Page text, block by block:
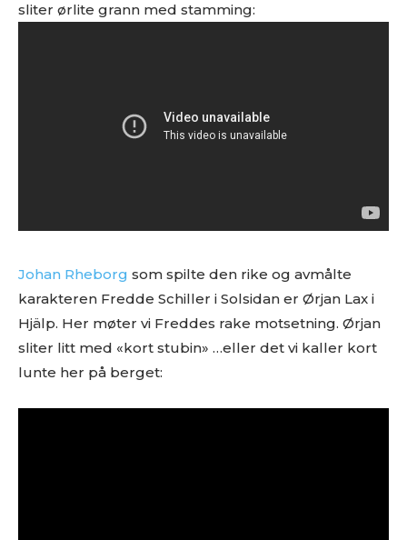
sliter ørlite grann med stamming:
Johan Rheborg som spilte den rike og avmålte
karakteren Fredde Schiller i Solsidan er Ørjan Lax i
Hjälp. Her møter vi Freddes rake motsetning. Ørjan
sliter litt med «kort stubin» …eller det vi kaller kort
lunte her på berget: